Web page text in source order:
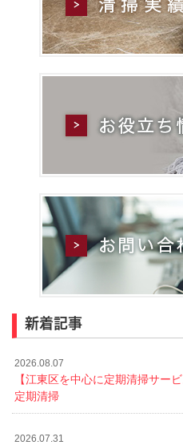
新着記事
2026.08.07
【江東区を中心に定期清掃サー
定期清掃
2026.07.31